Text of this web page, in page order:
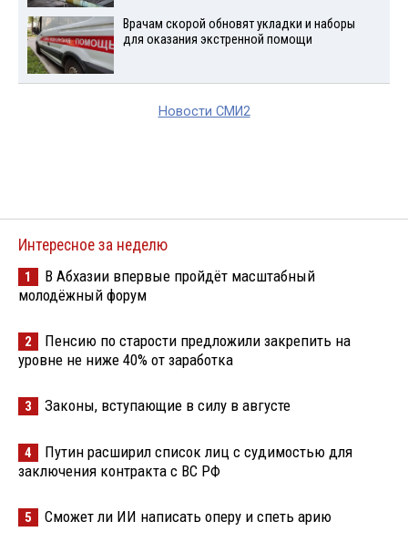
Врачам скорой обновят укладки и наборы
для оказания экстренной помощи
Новости СМИ2
Интересное за неделю
1
В Абхазии впервые пройдёт масштабный
молодёжный форум
2
Пенсию по старости предложили закрепить на
уровне не ниже 40% от заработка
3 Законы, вступающие в силу в августе
4
Путин расширил список лиц с судимостью для
заключения контракта с ВС РФ
5 Сможет ли ИИ написать оперу и спеть арию